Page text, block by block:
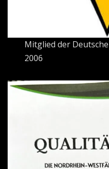
Mitglied der
2006